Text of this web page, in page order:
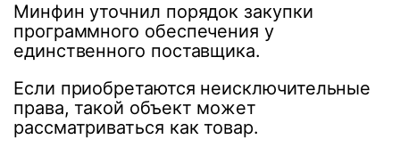
Минфин уточнил порядок закупки
программного обеспечения у
единственного поставщика.
Если приобретаются неисключительные
права, такой объект может
рассматриваться как товар.